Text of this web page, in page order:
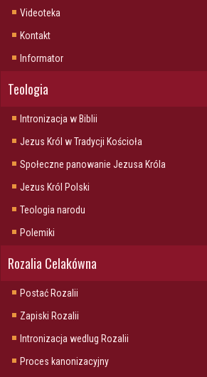
Videoteka
Kontakt
Informator
Teologia
Intronizacja w Biblii
Jezus Król w Tradycji Kościoła
Społeczne panowanie Jezusa Króla
Jezus Król Polski
Teologia narodu
Polemiki
Rozalia Celakówna
Postać Rozalii
Zapiski Rozalii
Intronizacja wedlug Rozalii
Proces kanonizacyjny